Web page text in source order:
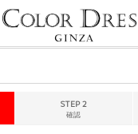
STEP 2
確認